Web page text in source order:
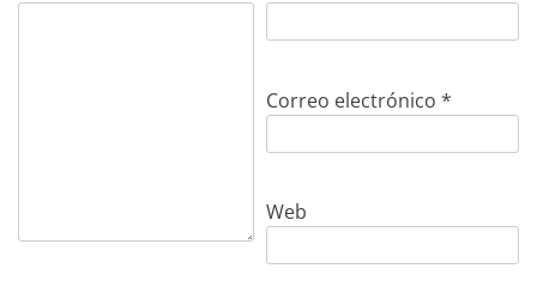
Correo electrónico *
Web